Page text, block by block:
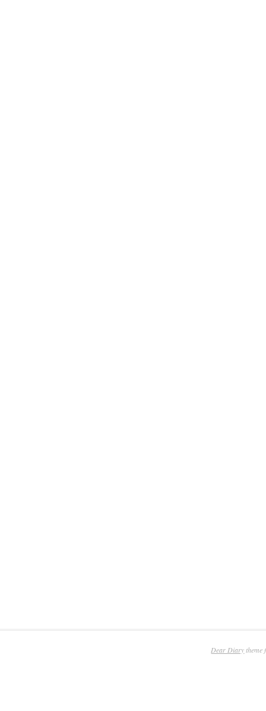
Dear Diary